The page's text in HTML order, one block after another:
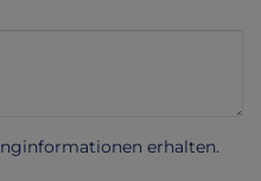
erhalten.